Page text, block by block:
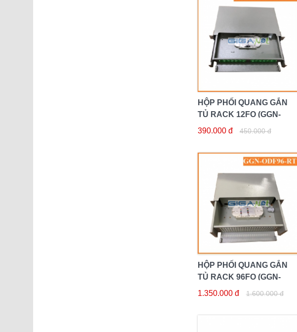
HỘP PHỐI QUANG GẮN
TỦ RACK 12FO (GGN-
ODF-12RT)
390.000 đ 450.000 đ
HỘP PHỐI QUANG GẮN
TỦ RACK 96FO (GGN-
ODF-96RT)
1.350.000 đ 1.600.000 đ